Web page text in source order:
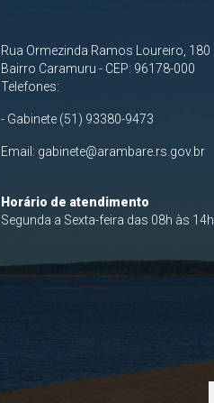
Rua Ormezinda Ramos Loureiro, 180
Bairro Caramuru - CEP: 96178-000
Telefones:
- Gabinete (51) 93380-9473
Email: gabinete@arambare.rs.gov.br
Horário de atendimento
Segunda a Sexta-feira das 08h às 14h